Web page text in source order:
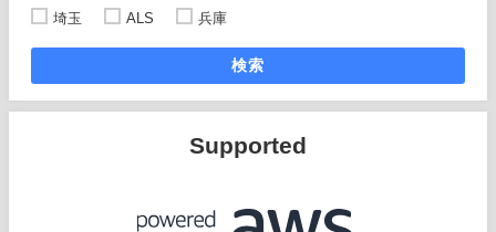
埼玉
ALS 兵庫
検索
Supported